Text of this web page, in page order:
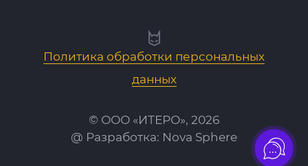
© ООО «ИТЕРО», 2026
@ Разработка: Nova Sphere
Политика обработки персональных
данных